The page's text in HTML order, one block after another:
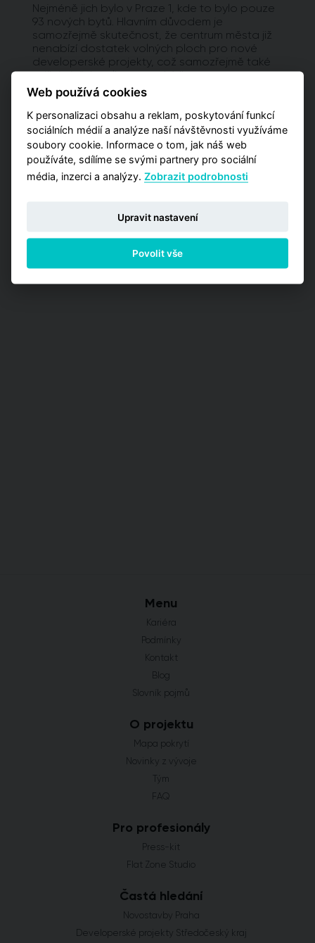
Nejméně jich bylo v Praze 1, kde to bylo pouze
93 nových bytů. Hlavním důvodem je
samozřejmě skutečnost, že centrum města již
nenabízí dostatek volných ploch pro nové
developerské projekty, což samozřejmě také
snižuje jejich celkovou nabídku.
Vyžadujete detailnější analýzy?
Potřebujete pro svá rozhodnutí pokročilejší
informace a poptáváte kromě globálních čísel
také detailnější data zaměřená na užší výběr
pražských lokalit? Vyzkoušejte naší aplikaci
Analýzy trhu, kde máte příležitost zakoupit
jednotlivé městské obvody.
PŘEJÍT NA ANALÝZY
Menu
Kariéra
Podmínky
Kontakt
Blog
Slovník pojmů
O projektu
Mapa pokrytí
Novinky z vývoje
Tým
FAQ
Pro profesionály
Press-kit
Flat Zone Studio
Častá hledání
Novostavby Praha
Developerské projekty Středočeský kraj
Web používá cookies
K personalizaci obsahu a reklam, poskytování funkcí
sociálních médií a analýze naší návštěvnosti využíváme
soubory cookie. Informace o tom, jak náš web
používáte, sdílíme se svými partnery pro sociální
média, inzerci a analýzy.Zobrazit podrobnosti
Upravit nastavení
Povolit vše